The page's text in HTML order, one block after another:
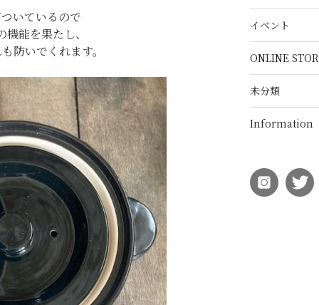
いているので
機能を果たし、
防いでくれます。
イベント
ONLINE
未分類
Information